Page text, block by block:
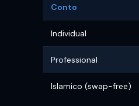
Conto
Individual
Professional
Islamico (swap-free)